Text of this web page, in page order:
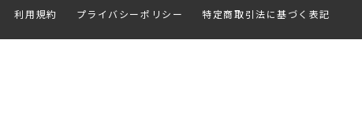
特定商取引法に基づく表記
プライバシーポリシー
利用規約